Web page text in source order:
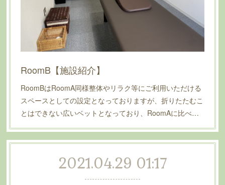
RoomB【施設紹介】
RoomBはRoomA同様整体やリラク等にご利用いただける
スペースとしての設定となっておりますが、折りたたむこ
とはできない広いベットとなっており、RoomAに比べ…
2021.04.29 01:17